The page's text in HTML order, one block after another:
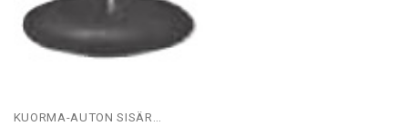
KUORMA-AUTON SISÄRENKAAT